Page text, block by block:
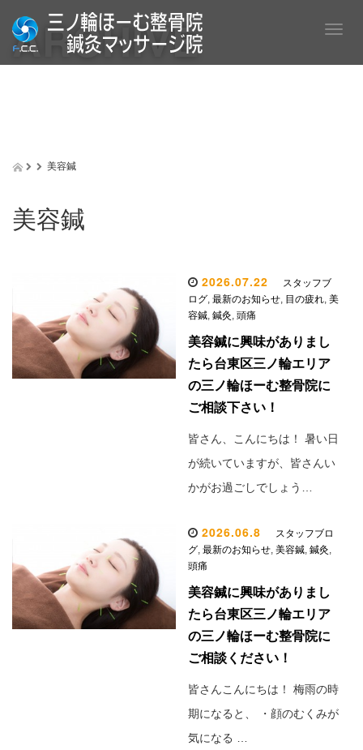
T
g
ARCHIVE
美容鍼
美容鍼
2026.07.22
スタッフブ
ログ, 最新のお知らせ, 目の疲れ, 美
容鍼, 鍼灸, 頭痛
美容鍼に興味がありまし
たら台東区三ノ輪エリア
の三ノ輪ほーむ整骨院に
ご相談下さい！
皆さん、こんにちは！ 暑い日
が続いていますが、皆さんい
かがお過ごしでしょう…
2026.06.8
スタッフブロ
グ, 最新のお知らせ, 美容鍼, 鍼灸,
頭痛
美容鍼に興味がありまし
たら台東区三ノ輪エリア
の三ノ輪ほーむ整骨院に
ご相談ください！
皆さんこんにちは！ 梅雨の時
期になると、 ・顔のむくみが
気になる …